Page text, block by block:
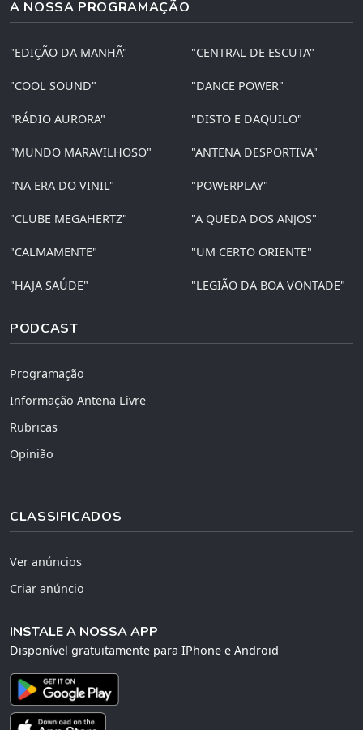
A NOSSA PROGRAMAÇÃO
"EDIÇÃO DA MANHÃ" "CENTRAL DE ESCUTA"
"COOL SOUND" "DANCE POWER"
"RÁDIO AURORA" "DISTO E DAQUILO"
"MUNDO MARAVILHOSO" "ANTENA DESPORTIVA"
"NA ERA DO VINIL" "POWERPLAY"
"CLUBE MEGAHERTZ" "A QUEDA DOS ANJOS"
"CALMAMENTE" "UM CERTO ORIENTE"
"HAJA SAÚDE" "LEGIÃO DA BOA VONTADE"
PODCAST
Programação
Informação Antena Livre
Rubricas
Opinião
CLASSIFICADOS
Ver anúncios
Criar anúncio
INSTALE A NOSSA APP
Disponível gratuitamente para IPhone e Android